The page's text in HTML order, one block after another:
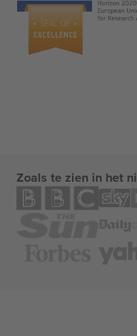
Zoals te zien in het